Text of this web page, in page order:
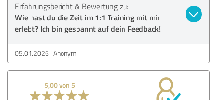
Erfahrungsbericht & Bewertung zu:
Wie hast du die Zeit im 1:1 Training mit mir
erlebt? Ich bin gespannt auf dein Feedback!
05.01.2026 Anonym
5,00 von 5